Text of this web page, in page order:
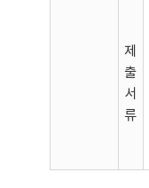
제
출
서
류